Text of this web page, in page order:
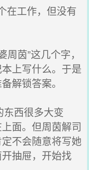
在工作，但没有
茵”这几个字，
上写什么。于是
解锁答案。
西很多大变
面。但周茵解司
不会随意将写她
抽屉，开始找